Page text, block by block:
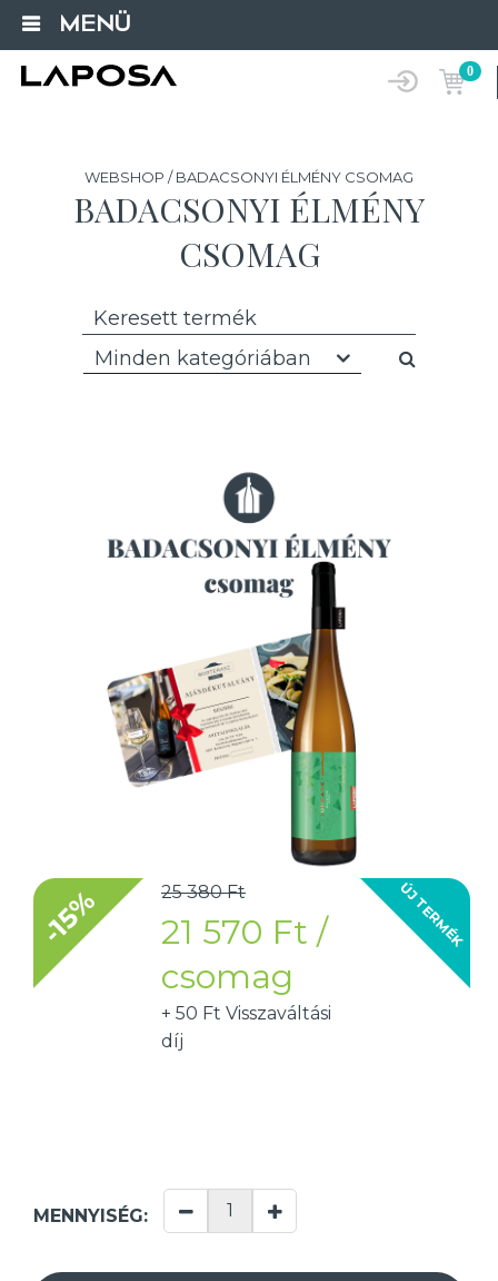
MENÜ
0
WEBSHOP / BADACSONYI ÉLMÉNY CSOMAG
BADACSONYI ÉLMÉNY
CSOMAG
Minden kategóriában
ÚJ TERMÉK
-15% 25 380 Ft
21 570 Ft /
csomag
+ 50 Ft Visszaváltási
díj
MENNYISÉG: